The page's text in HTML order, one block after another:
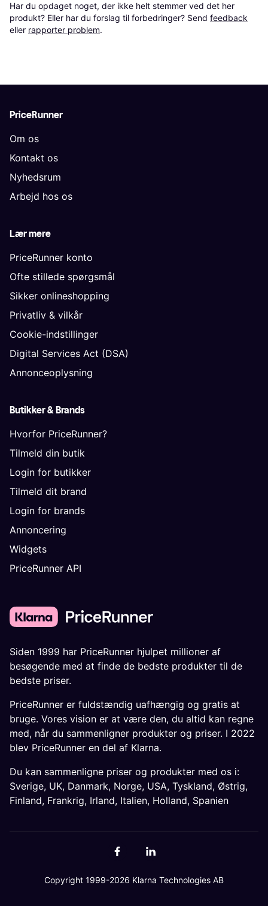
Har du opdaget noget, der ikke helt stemmer ved det her
produkt? Eller har du forslag til forbedringer? Send feedback
eller rapporter problem.
PriceRunner
Om os
Kontakt os
Nyhedsrum
Arbejd hos os
Lær mere
PriceRunner konto
Ofte stillede spørgsmål
Sikker onlineshopping
Privatliv & vilkår
Cookie-indstillinger
Digital Services Act (DSA)
Annonceoplysning
Butikker & Brands
Hvorfor PriceRunner?
Tilmeld din butik
Login for butikker
Tilmeld dit brand
Login for brands
Annoncering
Widgets
PriceRunner API
Siden 1999 har PriceRunner hjulpet millioner af
besøgende med at finde de bedste produkter til de
bedste priser.
PriceRunner er fuldstændig uafhængig og gratis at
bruge. Vores vision er at være den, du altid kan regne
med, når du sammenligner produkter og priser. I 2022
blev PriceRunner en del af Klarna.
Du kan sammenligne priser og produkter med os i:
Sverige, UK, Danmark, Norge, USA, Tyskland, Østrig,
Finland, Frankrig, Irland, Italien, Holland, Spanien
Copyright 1999-2026 Klarna Technologies AB